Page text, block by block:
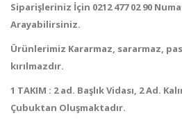
Siparişleriniz İçin 0212 477 02 90
Arayabilirsiniz.
Ürünlerimiz Kararmaz, sararmaz,
kırılmazdır.
1 TAKIM : 2 ad. Başlık Vidası, 2 Ad.
Çubuktan Oluşmaktadır.